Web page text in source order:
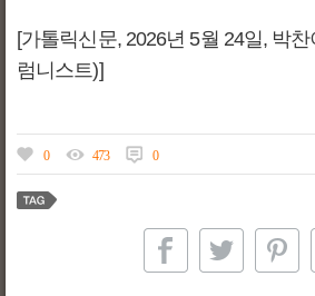
[가톨릭신문, 2026년 5월 24일, 박
럼니스트)]
0 473 0